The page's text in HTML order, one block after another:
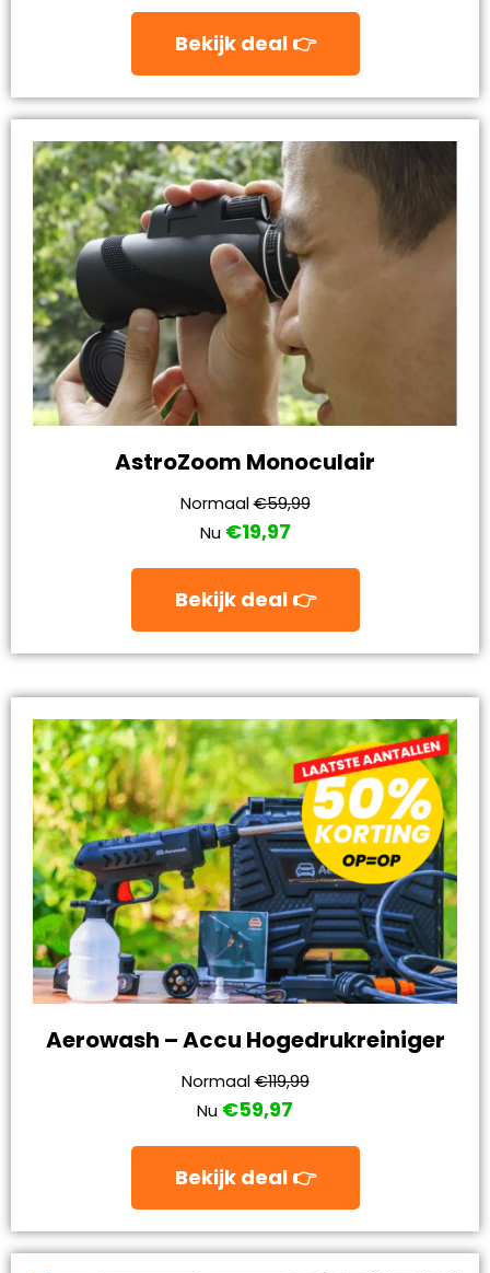
Bekijk deal 👉
AstroZoom Monoculair
Normaal€59,99
Nu €19,97
Bekijk deal 👉
Aerowash – Accu Hogedrukreiniger
Normaal€119,99
Nu €59,97
Bekijk deal 👉